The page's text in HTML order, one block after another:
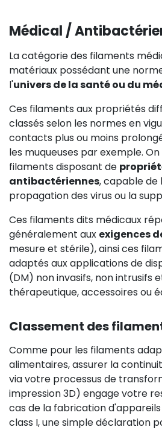
Médical /
La catégorie des filaments
matériaux possédant une
l'univers de la santé ou du
Ces filaments aux propriétés
classés selon les normes en
contacts plus ou moins
les muqueuses par exemple.
filaments disposant de
antibactériennes, capable de
propagation des virus ou la
Ces filaments dits médicaux
généralement aux exigences
mesure et stérile), ainsi ces
adaptés aux applications de
(DM) non invasifs, non intrusifs
thérapeutique, accessoires ou
Classement des
Comme pour les filaments
alimentaires, assurer la
via votre processus de
impression 3D) engage votre
cas de la fabrication
class I, une simple déclaration